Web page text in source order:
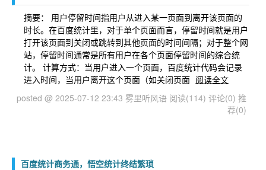
摘要： 用户停留时间指用户从进入某一页面到离开该页面的
时长。在百度统计里，对于单个页面而言，停留时间就是用户
打开该页面到关闭或跳转到其他页面的时间间隔；对于整个网
站，停留时间通常是所有用户在各个页面停留时间的综合统
计。 计算方式：当用户进入一个页面，百度统计代码会记录
进入时间，当用户离开这个页面（如关闭页面 阅读全文
posted @ 2025-07-12 23:43 雾里听风语 阅读(114) 评论(0) 推
荐(0)
百度统计商务通，悟空统计终结繁琐